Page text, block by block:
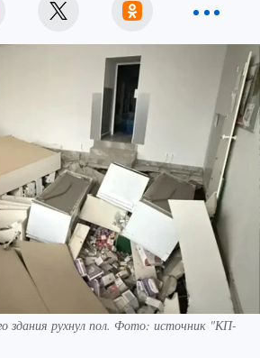
здания рухнул пол. Фото: источник "КП-